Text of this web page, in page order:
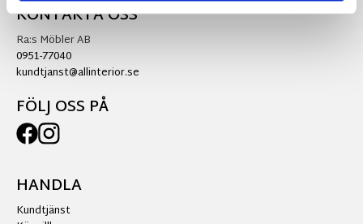
KONTAKTA OSS
Ra:s Möbler AB
0951-77040
kundtjanst@allinterior.se
FÖLJ OSS PÅ
HANDLA
Kundtjänst